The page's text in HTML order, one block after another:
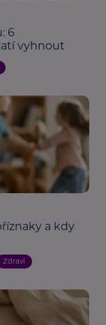
6
vyhnout
a kdy
Zdraví